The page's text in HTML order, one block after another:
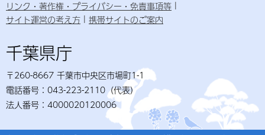
リンク・著作権・プライバシー・免責事項等
サイト運営の考え方
携帯サイトのご案内
千葉県庁
〒260-8667 千葉市中央区市場町1-1
電話番号：043-223-2110（代表）
法人番号：4000020120006